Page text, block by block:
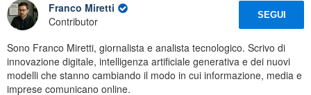
Franco Miretti
Contributor
SEGUI
Sono Franco Miretti, giornalista e analista tecnologico. Scrivo di
innovazione digitale, intelligenza artificiale generativa e dei nuovi
modelli che stanno cambiando il modo in cui informazione, media e
imprese comunicano online.